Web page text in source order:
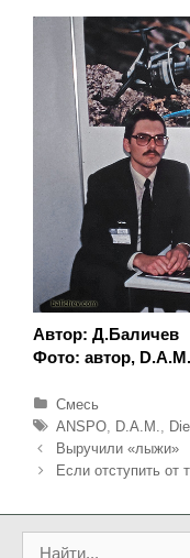
Автор: Д.Баличев
Фото: автор, D.A.M.
Р
у
б
р
и
Смесь
М
е
т
ANSPO, D.A.M.
Н
а
г
Выручили «лыжи»
Если отступить от